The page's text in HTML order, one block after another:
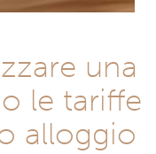
una
le tariffe
alloggio